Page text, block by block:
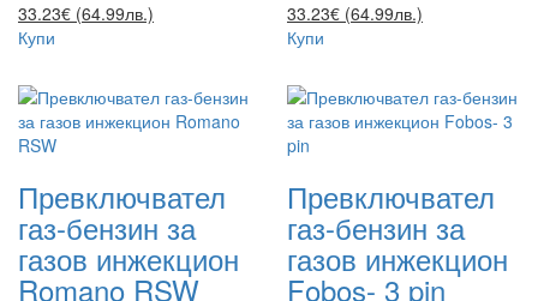
33.23€ (64.99лв.)
Купи
33.23€ (64.99лв.)
Купи
Превключвател
газ-бензин за
газов инжекцион
Romano RSW
Превключвател
газ-бензин за
газов инжекцион
Fobos- 3 pin